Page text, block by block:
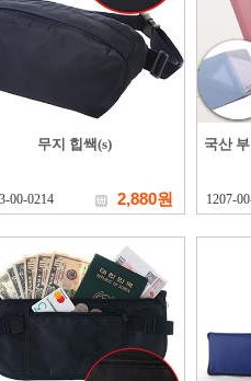
무지 힙쌕(s)
00-0214 2,880원
국산
1207-